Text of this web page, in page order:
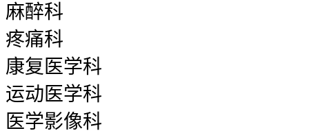
麻醉科
疼痛科
康复医学科
运动医学科
医学影像科